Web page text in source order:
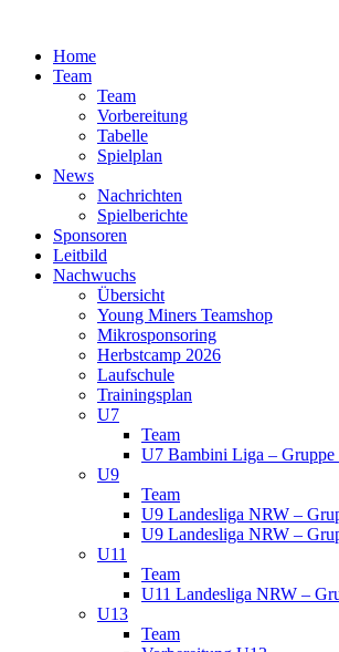
springenHome
Team
Team
Vorbereitung
Tabelle
Spielplan
News
Nachrichten
Spielberichte
Sponsoren
Leitbild
Nachwuchs
Übersicht
Young Miners Teamshop
Mikrosponsoring
Herbstcamp 2026
Laufschule
Trainingsplan
U7
Team
U7 Bambini Liga – Gruppe
U9
Team
U9 Landesliga NRW –
U9 Landesliga NRW –
U11
Team
U11 Landesliga NRW –
U13
Team